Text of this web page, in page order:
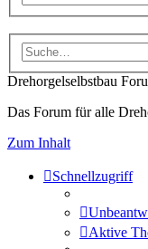
Drehorgelselbstbau
Das Forum für alle
Zum Inhalt
Schnellzugriff
Aktive